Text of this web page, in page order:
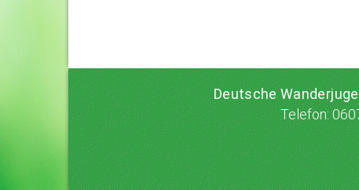
Deutsche
Telefon: